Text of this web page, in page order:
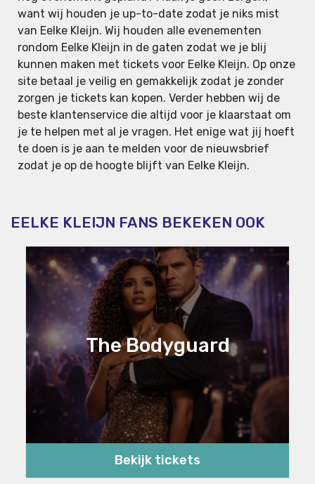
want wij houden je up-to-date zodat je niks mist
van Eelke Kleijn. Wij houden alle evenementen
rondom Eelke Kleijn in de gaten zodat we je blij
kunnen maken met tickets voor Eelke Kleijn. Op onze
site betaal je veilig en gemakkelijk zodat je zonder
zorgen je tickets kan kopen. Verder hebben wij de
beste klantenservice die altijd voor je klaarstaat om
je te helpen met al je vragen. Het enige wat jij hoeft
te doen is je aan te melden voor de nieuwsbrief
zodat je op de hoogte blijft van Eelke Kleijn.
EELKE KLEIJN FANS BEKEKEN OOK
The Bodyguard
Bekijk tickets